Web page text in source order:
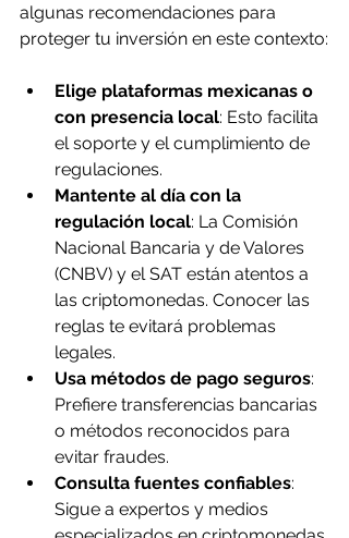
algunas recomendaciones para
proteger tu inversión en este contexto:
Elige plataformas mexicanas o
con presencia local: Esto facilita
el soporte y el cumplimiento de
regulaciones.
Mantente al día con la
regulación local: La Comisión
Nacional Bancaria y de Valores
(CNBV) y el SAT están atentos a
las criptomonedas. Conocer las
reglas te evitará problemas
legales.
Usa métodos de pago seguros:
Prefiere transferencias bancarias
o métodos reconocidos para
evitar fraudes.
Consulta fuentes confiables:
Sigue a expertos y medios